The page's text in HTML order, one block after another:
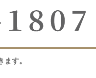
す。